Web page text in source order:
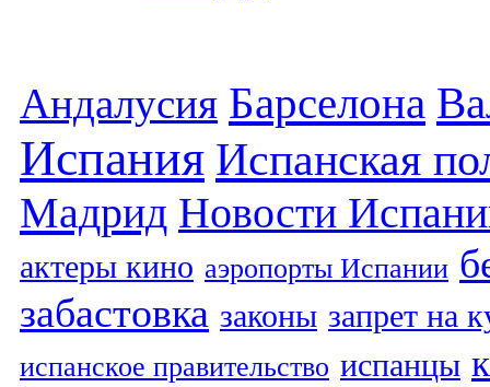
Андалусия Барселона
Испания Испанская
Мадрид Новости
актеры кино аэропорты Испании
забастовка законы запрет на
испанское правительство испанцы